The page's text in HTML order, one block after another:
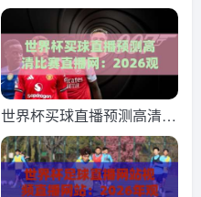
在线直播网，2026年球迷
必备的观赛神器！
世界杯买球直播预测高清比
赛直播网：2026观赛新姿
势(世界杯买球直播预测高